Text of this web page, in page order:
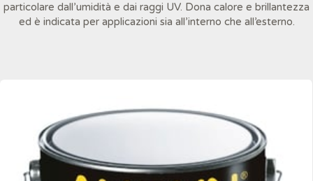
particolare dall’umidità e dai raggi UV. Dona calore e brillantezza
ed è indicata per applicazioni sia all’interno che all’esterno.